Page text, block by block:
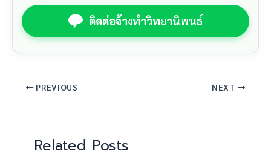
ติดต่อจ้างทำวิทยานิพนธ์
PREVIOUS NEXT
Related Posts